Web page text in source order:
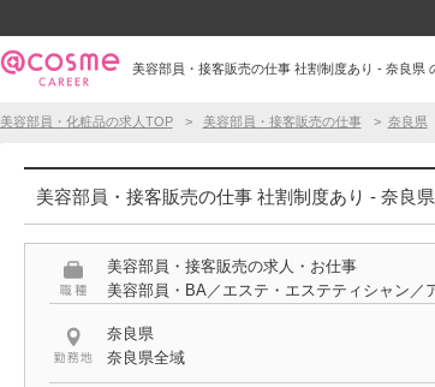
美容部員・接客販売の仕事 社割制度あり - 奈良県
美容部員・化粧品の求人TOP 美容部員・接客販売の仕事 奈良県
美容部員・接客販売の仕事 社割制度あり - 奈良
美容部員・接客販売の求人・お仕事
美容部員・BA／エステ・エステティシャン／
奈良県
奈良県全域